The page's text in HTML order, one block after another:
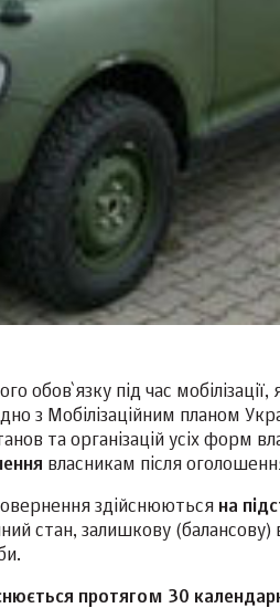
обов`язку під час
з Мобілізаційним планом
та організацій усіх форм
власникам після
здійснюються на
стан, залишкову (балансову)
протягом 30